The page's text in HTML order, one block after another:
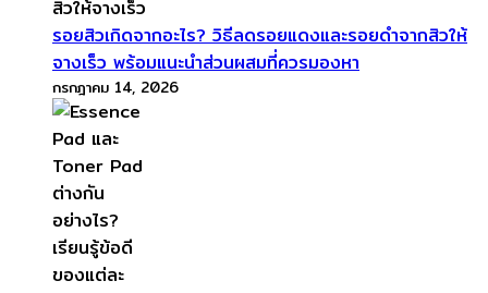
รอยสิวเกิดจากอะไร? วิธีลดรอยแดงและรอยดำจากสิวให้
จางเร็ว พร้อมแนะนำส่วนผสมที่ควรมองหา
กรกฎาคม 14, 2026